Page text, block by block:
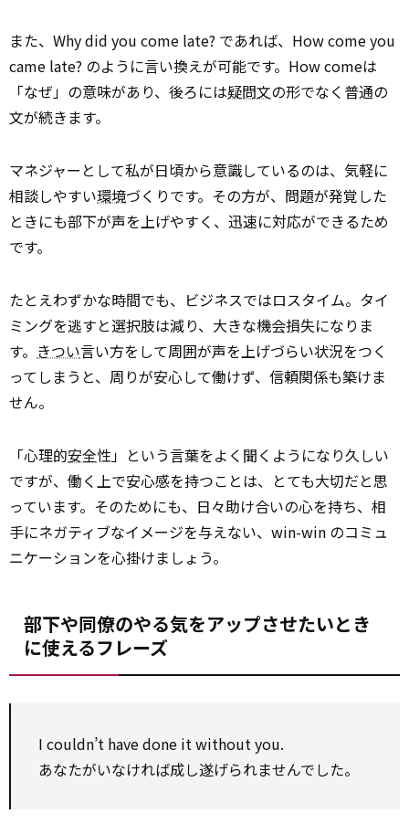
また、Why did you come late? であれば、How come you
came late? のように言い換えが可能です。How comeは
「なぜ」の意味があり、後ろには疑問文の形でなく普通の
文が続きます。
マネジャーとして私が日頃から意識しているのは、気軽に
相談しやすい環境づくりです。その方が、問題が発覚した
ときにも部下が声を上げやすく、迅速に対応ができるため
です。
たとえわずかな時間でも、ビジネスではロスタイム。タイ
ミングを逃すと選択肢は減り、大きな機会損失になりま
す。 きつい言い方をして周囲が声を上げづらい状況をつく
ってしまうと、周りが安心して働けず、信頼関係も築けま
せん。
「心理的安全性」という言葉をよく聞くようになり久しい
ですが、働く上で安心感を持つことは、とても大切だと思
っています。そのためにも、日々助け合いの心を持ち、相
手にネガティブなイメージを与えない、win-win のコミュ
ニケーションを心掛けましょう。
部下や同僚のやる気をアップさせたいとき
に使えるフレーズ
I couldn’t have done it without you.
あなたがいなければ成し遂げられませんでした。